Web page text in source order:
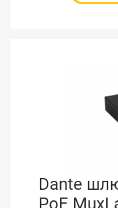
Dante
PoE